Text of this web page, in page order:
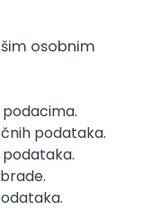
osobnim
podataka.
podataka.